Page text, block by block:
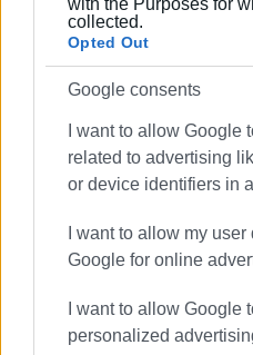
with the Purposes for
collected.
Opted Out
Google consents
I want to allow Google
related to advertising
or device identifiers in
I want to allow my
Google for online
I want to allow Google
personalized
Περιφερειακών
υπηρέτησε και από τη
πως η ισχυρότερη
στην ενημέρωση είναι
κοινά και στην
ανιδιοτελής